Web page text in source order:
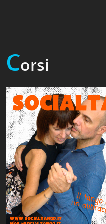
Corsi